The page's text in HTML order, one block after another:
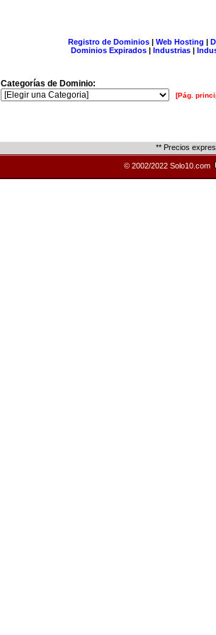
Registro de Dominios| Web Hosting |
Dominios Expirados | Industrias |
Categorías de Dominio:
[Pág.
** Precios
© 2002/2022 Solo10.com